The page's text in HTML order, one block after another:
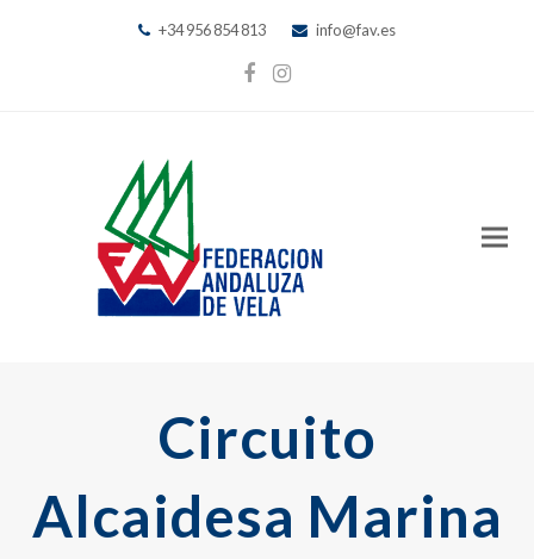
+34 956 854 813 info@fav.es
Facebook
Instagram
Circuito
Alcaidesa Marina